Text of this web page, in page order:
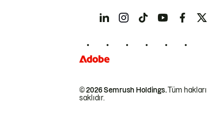
© 2026 Semrush Holdings.Tüm hakları
saklıdır.